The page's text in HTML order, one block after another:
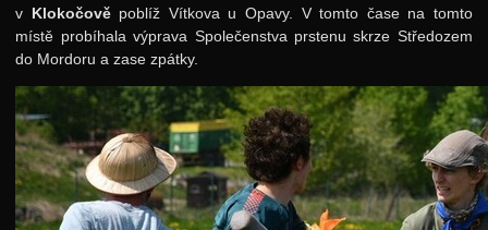
v Klokočověpoblíž Vítkova u Opavy. V tomto čase na tomto
místě probíhala výprava Společenstva prstenu skrze Středozem
do Mordoru a zase zpátky.
Jarní 2025
Podzimní 2024
Jarní 2024
Podzimní 2023
Jarní 2023
Podzimní 2022